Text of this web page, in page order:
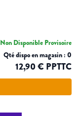
Non Disponible Provisoire
Qté dispo en magasin : 0
12,90 € PPTTC